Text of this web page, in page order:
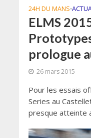
24H DU MANS•
ELMS
prologue
26 mars 2015
Pour les essais
Series au
presque atteinte